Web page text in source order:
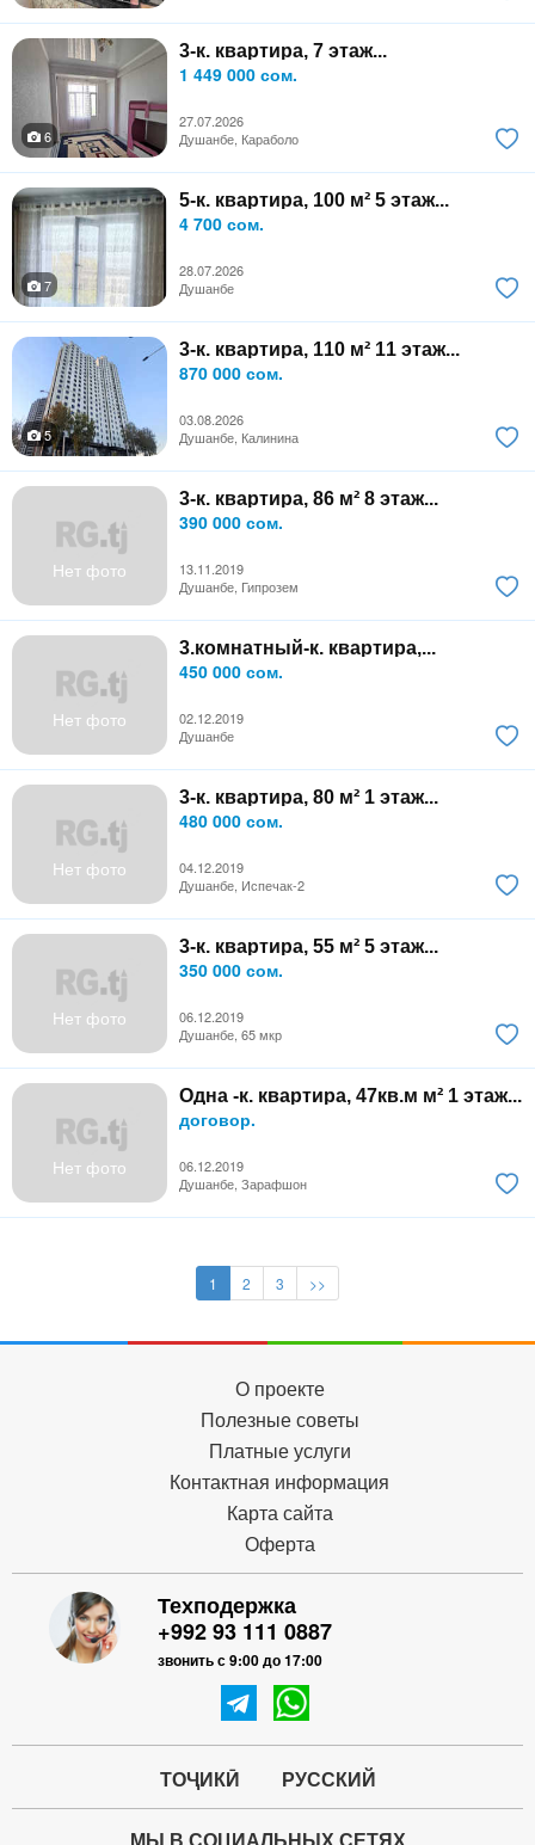
3-к. квартира, 7 этаж...
1 449 000 сом.
27.07.2026
6
Душанбе, Караболо
5-к. квартира, 100 м² 5 этаж...
4 700 сом.
28.07.2026
7
Душанбе
3-к. квартира, 110 м² 11 этаж...
870 000 сом.
03.08.2026
5
Душанбе, Калинина
Нет фото
3-к. квартира, 86 м² 8 этаж...
390 000 сом.
13.11.2019
Душанбе, Гипрозем
Нет фото
3.комнатный-к. квартира,...
450 000 сом.
02.12.2019
Душанбе
Нет фото
3-к. квартира, 80 м² 1 этаж...
480 000 сом.
04.12.2019
Душанбе, Испечак-2
Нет фото
3-к. квартира, 55 м² 5 этаж...
350 000 сом.
06.12.2019
Душанбе, 65 мкр
Нет фото
Одна -к. квартира, 47кв.м м² 1 этаж...
договор.
06.12.2019
Душанбе, Зарафшон
1 2 3 >>
О проекте
Полезные советы
Платные услуги
Контактная информация
Карта сайта
Оферта
Техподержка
+992 93 111 0887
звонить с 9:00 до 17:00
ТОҶИКӢ РУССКИЙ
МЫ В СОЦИАЛЬНЫХ СЕТЯХ